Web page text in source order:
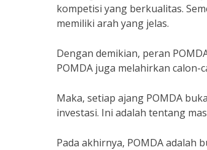
kompetisi yang berkualitas.
memiliki arah yang jelas.
Dengan demikian, peran
POMDA juga melahirkan calon-
Maka, setiap ajang POMDA
investasi. Ini adalah tentang
Pada akhirnya, POMDA adalah